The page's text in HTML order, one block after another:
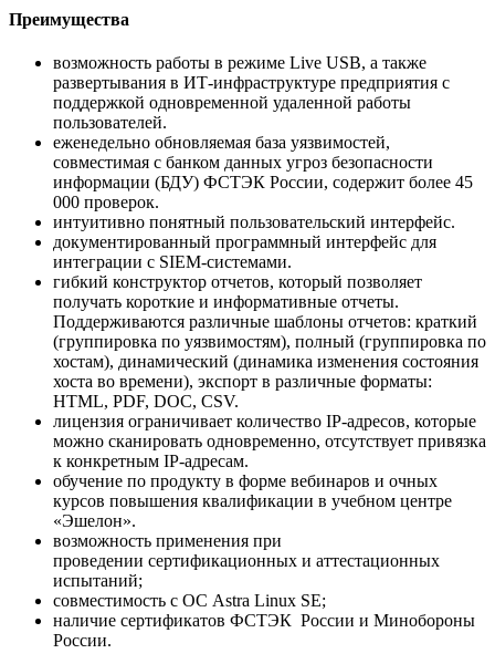
Преимущества
возможность работы в режиме Live USB, а также
развертывания в ИТ-инфраструктуре предприятия с
поддержкой одновременной удаленной работы
пользователей.
еженедельно обновляемая база уязвимостей,
совместимая с банком данных угроз безопасности
информации (БДУ) ФСТЭК России, содержит более 45
000 проверок.
интуитивно понятный пользовательский интерфейс.
документированный программный интерфейс для
интеграции с SIEM-системами.
гибкий конструктор отчетов, который позволяет
получать короткие и информативные отчеты.
Поддерживаются различные шаблоны отчетов: краткий
(группировка по уязвимостям), полный (группировка по
хостам), динамический (динамика изменения состояния
хоста во времени), экспорт в различные форматы:
HTML, PDF, DOC, CSV.
лицензия ограничивает количество IP-адресов, которые
можно сканировать одновременно, отсутствует привязка
к конкретным IP-адресам.
обучение по продукту в форме вебинаров и очных
курсов повышения квалификации в учебном центре
«Эшелон».
возможность применения при
проведении сертификационных и аттестационных
испытаний;
совместимость с ОС Astra Linux SE;
наличие сертификатов ФСТЭК России и Минобороны
России.